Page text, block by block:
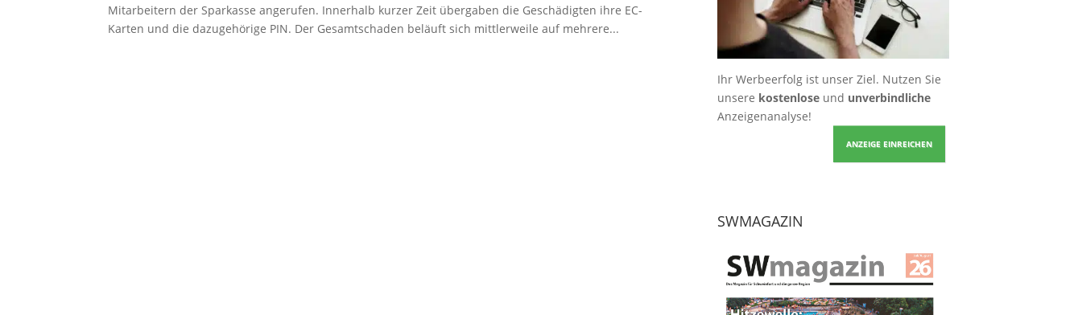
Mitarbeitern der Sparkasse angerufen. Innerhalb kurzer Zeit übergaben die Geschädigten ihre EC-
Karten und die dazugehörige PIN. Der Gesamtschaden beläuft sich mittlerweile auf mehrere...
Ihr Werbeerfolg ist unser Ziel. Nutzen Sie
unsere kostenloseund unverbindliche
Anzeigenanalyse!
ANZEIGE EINREICHEN
SWMAGAZIN